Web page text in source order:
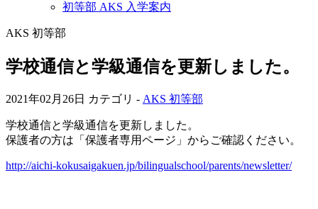
初等部 AKS 入学案内
AKS 初等部
学校通信と学級通信を更新しました。
2021年02月26日 カテゴリ - AKS 初等部
学校通信と学級通信を更新しました。
保護者の方は「保護者専用ページ」からご確認ください。
http://aichi-kokusaigakuen.jp/bilingualschool/parents/newsletter/